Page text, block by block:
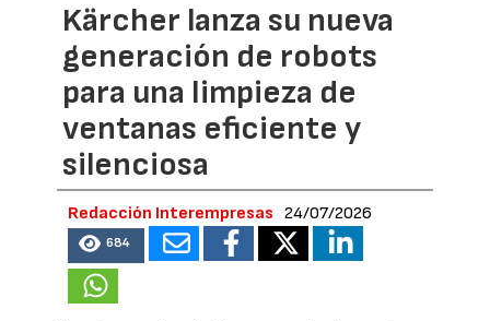
Kärcher lanza su nueva
generación de robots
para una limpieza de
ventanas eficiente y
silenciosa
Redacción Interempresas 24/07/2026
684